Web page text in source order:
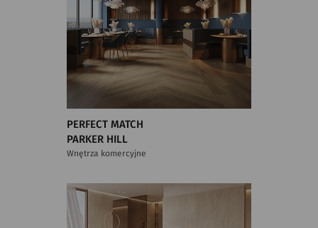
PERFECT MATCH
PARKER HILL
Wnętrza komercyjne